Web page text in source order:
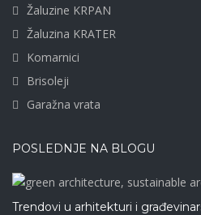
Žaluzine KRPAN
Žaluzina KRATER
Komarnici
Brisoleji
Garažna vrata
POSLEDNJE NA BLOGU
Trendovi u arhitekturi i